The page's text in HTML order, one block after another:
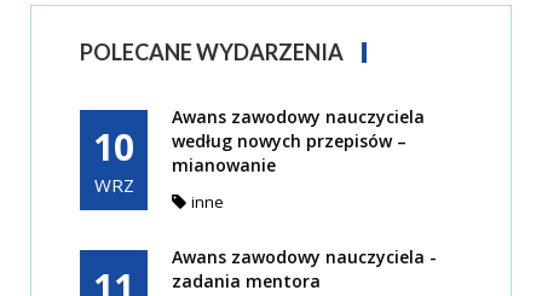
POLECANE WYDARZENIA
10
WRZ
Awans zawodowy nauczyciela
według nowych przepisów –
mianowanie
inne
Awans zawodowy nauczyciela -
zadania mentora